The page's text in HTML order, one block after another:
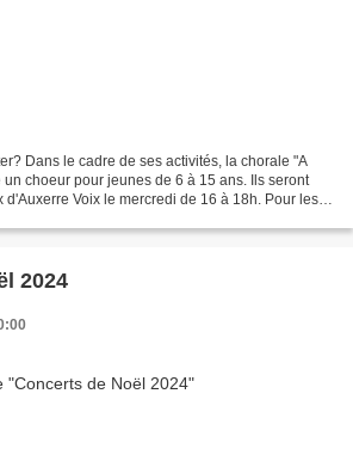
Dans le cadre de ses activités, la chorale "A
choeur pour jeunes de 6 à 15 ans. Ils seront
Voix le mercredi de 16 à 18h. Pour les
2024